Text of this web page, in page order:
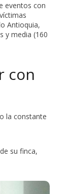
eventos con
Antioquia,
y media (160
con
la constante
su finca,